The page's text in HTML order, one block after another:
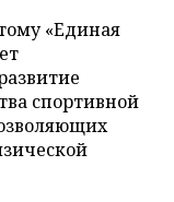
«Единая
спортивной